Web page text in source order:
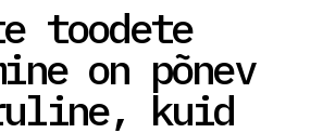
toodete
on põnev
kuid